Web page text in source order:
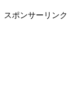
スポンサーリンク